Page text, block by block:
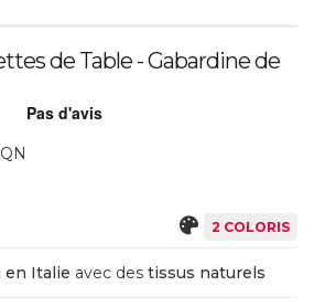
de Table - Gabardine de
2 COLORIS
en Italie avec des tissus naturels